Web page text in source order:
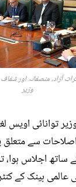
آزاد، منصفانہ اور
وزیر
توانائی
سے متعلق
ساتھ اجلاس
بینک کے